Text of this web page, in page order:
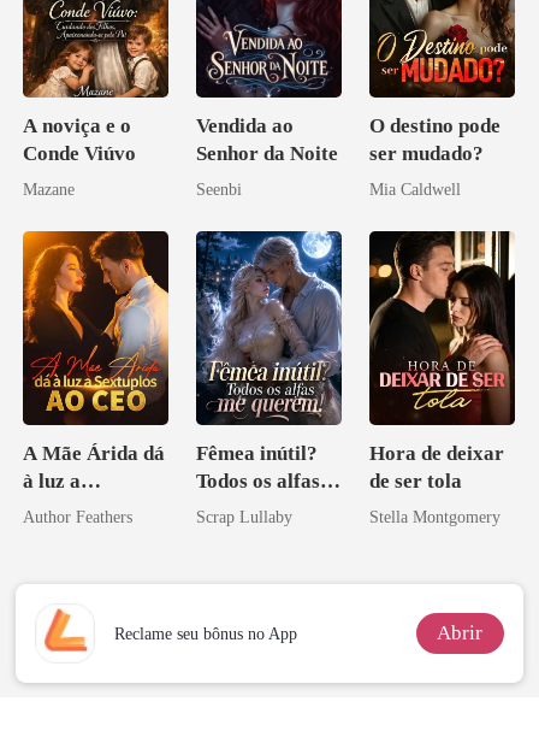
A noviça e o
Conde Viúvo
Mazane
Vendida ao
Senhor da Noite
Seenbi
O destino pode
ser mudado?
Mia Caldwell
A Mãe Árida dá
à luz a
Sextuplos ao
Author Feathers
Fêmea inútil?
Todos os alfas
me querem!
Scrap Lullaby
Hora de deixar
de ser tola
Stella Montgomery
Reclame seu bônus no App Abrir